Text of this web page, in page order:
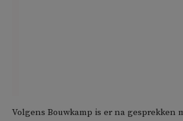
Volgens Bouwkamp is er na gesprekken